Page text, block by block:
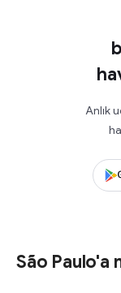
Anlık
São Paulo'a